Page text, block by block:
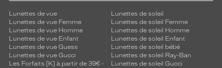
Lunettes de vue
Lunettes de vue Femme
Lunettes de vue Homme
Lunettes de vue Enfant
Lunettes de vue Guess
Lunettes de vue Gucci
Les Forfaits [K] à partir de 39€ -
Lunettes de soleil
Lunettes de soleil Femme
Lunettes de soleil Homme
Lunettes de soleil Enfant
Lunettes de soleil bébé
Lunettes de soleil Ray-Ban
Lunettes de soleil Gucci